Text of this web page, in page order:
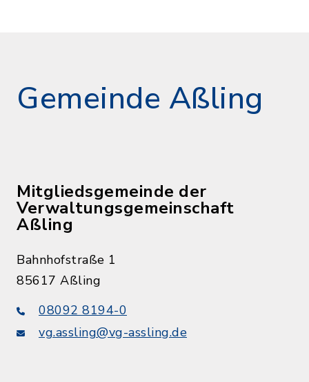
Gemeinde Aßling
Mitgliedsgemeinde der
Verwaltungsgemeinschaft
Aßling
Bahnhofstraße 1
85617 Aßling
08092 8194-0
vg.assling@vg-assling.de